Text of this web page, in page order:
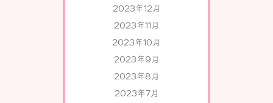
2023年12月
2023年11月
2023年10月
2023年9月
2023年8月
2023年7月